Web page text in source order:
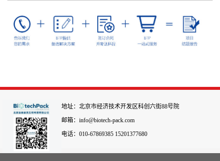
地址：北京市经济技术开发区科创六街88号院
邮箱：info@biotech-pack.com
电话：010-67869385 15201377680